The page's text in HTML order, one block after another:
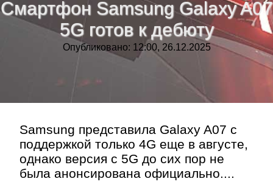
Смартфон Samsung Galaxy A07
5G готов к дебюту
Опубликовано: 12:00, 26.12.2025
Samsung представила Galaxy A07 с
поддержкой только 4G еще в августе,
однако версия с 5G до сих пор не
была анонсирована официально....
Тренды новостей»
»
Контакт »